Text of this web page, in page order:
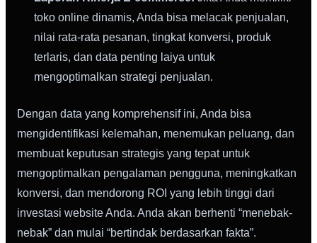
toko online dinamis, Anda bisa melacak penjualan,
nilai rata-rata pesanan, tingkat konversi, produk
terlaris, dan data penting laiya untuk
mengoptimalkan strategi penjualan.
Dengan data yang komprehensif ini, Anda bisa
mengidentifikasi kelemahan, menemukan peluang, dan
membuat keputusan strategis yang tepat untuk
mengoptimalkan pengalaman pengguna, meningkatkan
konversi, dan mendorong ROI yang lebih tinggi dari
investasi website Anda. Anda akan berhenti “menebak-
nebak” dan mulai “bertindak berdasarkan fakta”.